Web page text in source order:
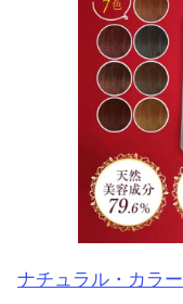
ナチュラル・カラ